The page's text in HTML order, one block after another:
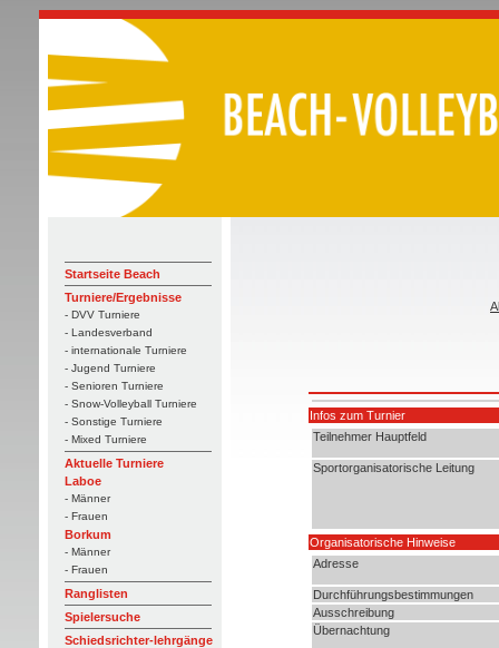
Startseite Beach
Turniere/Ergebnisse
- DVV Turniere
- Landesverband
- internationale Turniere
- Jugend Turniere
- Senioren Turniere
- Snow-Volleyball Turniere
- Sonstige Turniere
- Mixed Turniere
Aktuelle Turniere
Laboe
- Männer
- Frauen
Borkum
- Männer
- Frauen
Ranglisten
Spielersuche
Schiedsrichter-lehrgänge
Infos zum Turnier
Teilnehmer Hauptfeld
Sportorganisatorische Leitung
Organisatorische Hinweise
Adresse
Durchführungsbestimmungen
Ausschreibung
Übernachtung